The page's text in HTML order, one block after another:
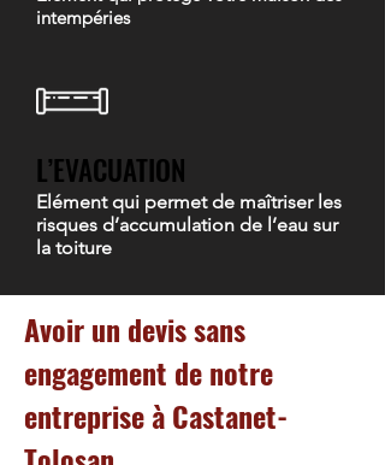
intempéries
L’EVACUATION
Elément qui permet de maîtriser les
risques d’accumulation de l’eau sur
la toiture
Avoir un devis sans
engagement de notre
entreprise à Castanet-